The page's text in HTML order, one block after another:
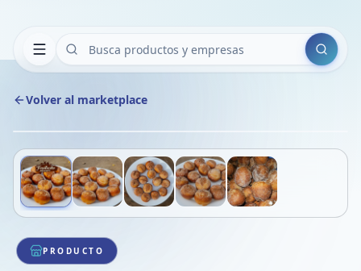
Buscar
Volver al marketplace
1/5
PRODUCTO